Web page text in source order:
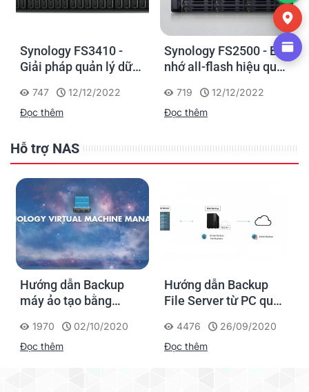
Synology FS3410 -
Giải pháp quản lý dữ
kiệm chi phí cho
doanh nghiệp vừa và
747
12/12/2022
Đọc thêm
Synology FS2500 - Bộ
nhớ all-flash hiệu quả
doanh nghiệp vừa và
nhỏ
719
12/12/2022
Đọc thêm
Hỗ trợ NAS
Hướng dẫn Backup
máy ảo tạo bằng
Manager trong NAS
Synology
1970
02/10/2020
Đọc thêm
Hướng dẫn Backup
File Server từ PC qua
4476
26/09/2020
Đọc thêm